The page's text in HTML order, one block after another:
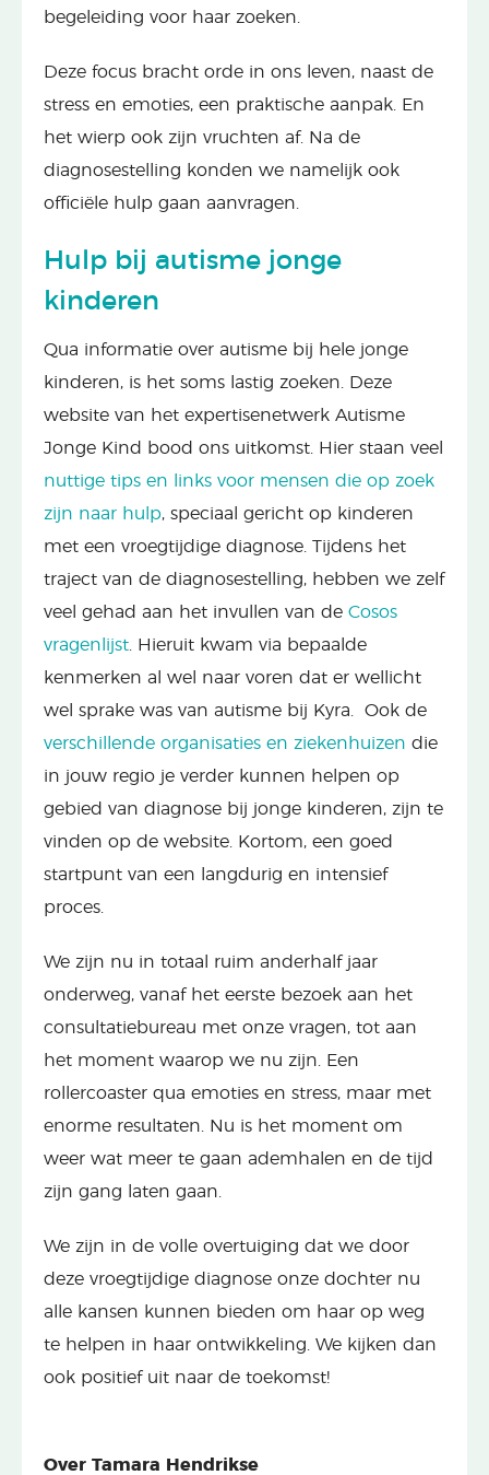
begeleiding voor haar zoeken.
Deze focus bracht orde in ons leven, naast de
stress en emoties, een praktische aanpak. En
het wierp ook zijn vruchten af. Na de
diagnosestelling konden we namelijk ook
officiële hulp gaan aanvragen.
Hulp bij autisme jonge
kinderen
Qua informatie over autisme bij hele jonge
kinderen, is het soms lastig zoeken. Deze
website van het expertisenetwerk Autisme
Jonge Kind bood ons uitkomst. Hier staan veel
nuttige tips en links voor mensen die op zoek
zijn naar hulp, speciaal gericht op kinderen
met een vroegtijdige diagnose. Tijdens het
traject van de diagnosestelling, hebben we zelf
veel gehad aan het invullen van de Cosos
vragenlijst . Hieruit kwam via bepaalde
kenmerken al wel naar voren dat er wellicht
wel sprake was van autisme bij Kyra. Ook de
verschillende organisaties en ziekenhuizen die
in jouw regio je verder kunnen helpen op
gebied van diagnose bij jonge kinderen, zijn te
vinden op de website. Kortom, een goed
startpunt van een langdurig en intensief
proces.
We zijn nu in totaal ruim anderhalf jaar
onderweg, vanaf het eerste bezoek aan het
consultatiebureau met onze vragen, tot aan
het moment waarop we nu zijn. Een
rollercoaster qua emoties en stress, maar met
enorme resultaten. Nu is het moment om
weer wat meer te gaan ademhalen en de tijd
zijn gang laten gaan.
We zijn in de volle overtuiging dat we door
deze vroegtijdige diagnose onze dochter nu
alle kansen kunnen bieden om haar op weg
te helpen in haar ontwikkeling. We kijken dan
ook positief uit naar de toekomst!
Over Tamara Hendrikse